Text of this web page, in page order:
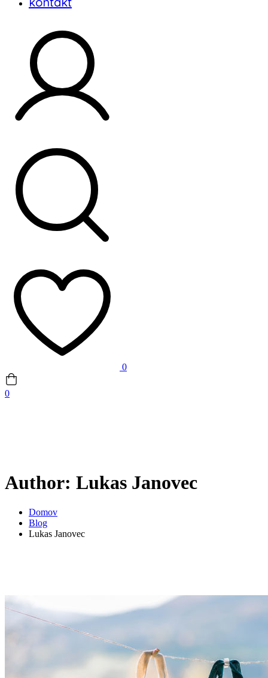
0
0
Author: Lukas Janovec
Domov
Blog
Lukas Janovec